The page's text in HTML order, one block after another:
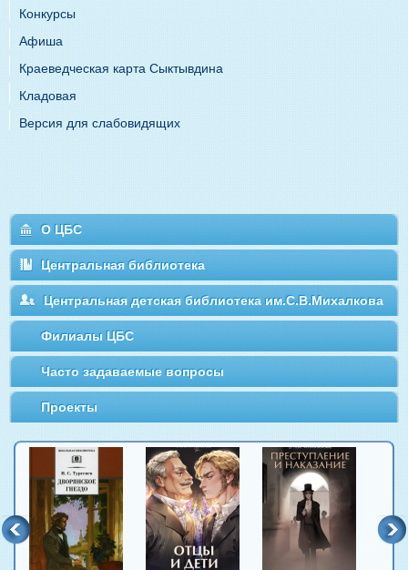
Конкурсы
Афиша
Краеведческая карта Сыктывдина
Кладовая
Версия для слабовидящих
О ЦБС
Центральная библиотека
Центральная детская библиотека им.С.В.Михалкова
Филиалы ЦБС
Часто задаваемые вопросы
Проекты